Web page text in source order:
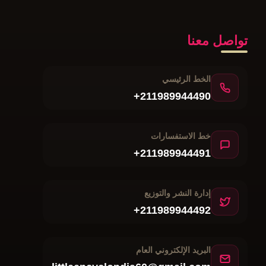
تواصل معنا
الخط الرئيسي
+211989944490
خط الاستفسارات
+211989944491
إدارة النشر والتوزيع
+211989944492
البريد الإلكتروني العام